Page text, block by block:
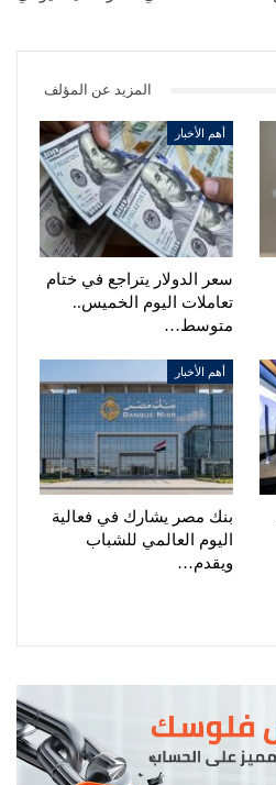
المزيد عن المؤلف
أهم الأخبار
سعر الدولار يتراجع في ختام
تعاملات اليوم الخميس..
متوسط…
أهم الأخبار
بنك مصر يشارك في فعالية
اليوم العالمي للشباب
ويقدم…